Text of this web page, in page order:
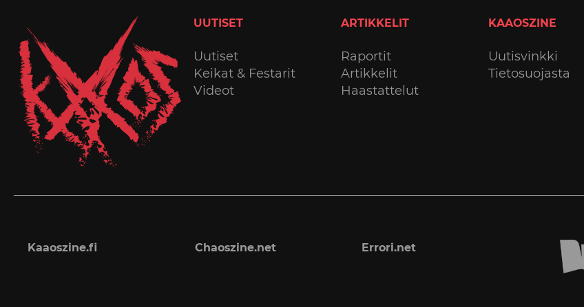
UUTISET
Uutiset
Keikat & Festarit
Videot
ARTIKKELIT
Raportit
Artikkelit
Haastattelut
KAAOSZINE
Uutisvinkki
Tietosuojasta
Kaaoszine.fi Chaoszine.net Errori.net